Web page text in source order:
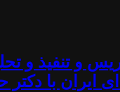
و تنفیذ و
ایران با